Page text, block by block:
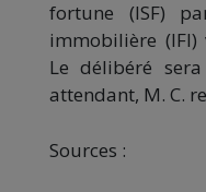
fortune (ISF)
immobilière
Le délibéré
attendant, M. C.
Sources :